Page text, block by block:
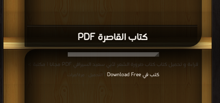
كتاب القاصرة PDF
قراءة و تحميل كتاب كتاب ضرورة الشعر لأبي سعيد السيرافي PDF مجانا | مكتبة >
كتب في Download Free
| التحميل : مرة/مرات